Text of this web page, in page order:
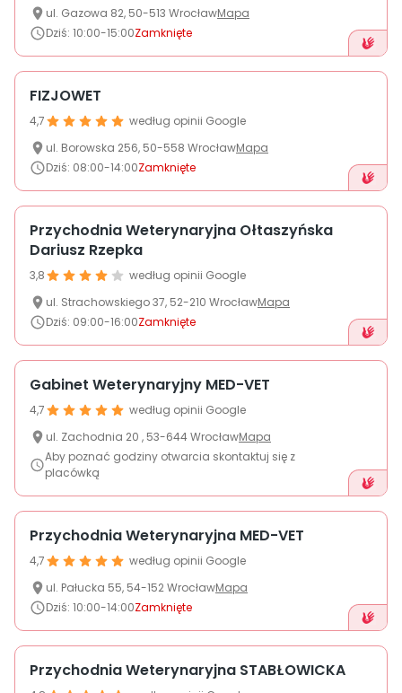
ul. Gazowa 82, 50-513 WrocławMapa
Dziś: 10:00-15:00Zamknięte
FIZJOWET
4,7
według opinii Google
ul. Borowska 256, 50-558 WrocławMapa
Dziś: 08:00-14:00Zamknięte
Przychodnia Weterynaryjna Ołtaszyńska
Dariusz Rzepka
3,8
według opinii Google
ul. Strachowskiego 37, 52-210 WrocławMapa
Dziś: 09:00-16:00Zamknięte
Gabinet Weterynaryjny MED-VET
4,7
według opinii Google
ul. Zachodnia 20 , 53-644WrocławMapa
Aby poznać godziny otwarcia skontaktuj się z
placówką
Przychodnia Weterynaryjna MED-VET
4,7
według opinii Google
ul. Pałucka 55, 54-152WrocławMapa
Dziś: 10:00-14:00Zamknięte
Przychodnia Weterynaryjna STABŁOWICKA